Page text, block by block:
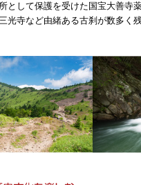
として保護を受けた国宝大善寺
光寺など由緒ある古刹が数多く